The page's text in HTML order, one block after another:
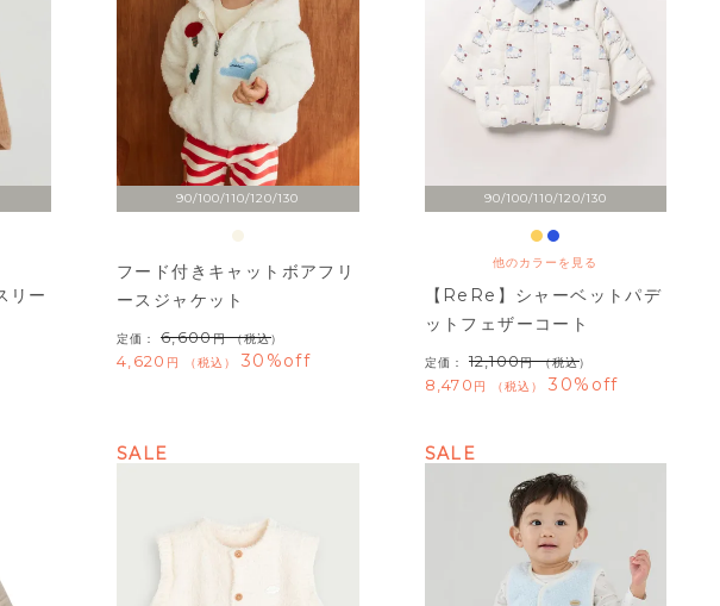
リー
90/100/110/120/130
フード付きキャットボアフリ
ースジャケット
定価： 6,600 （税込）
4,620 税込 30%off
90/100/110/120/130
他のカラーを見る
【ReRe】シャーベットパデ
ットフェザーコート
定価： 12,100 （税込）
8,470 税込 30%off
SALE SALE